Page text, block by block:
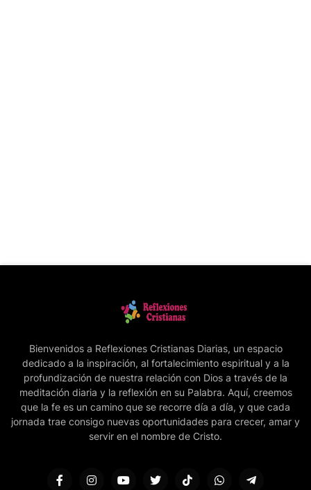
Bienvenidos a Reflexiones Cristianas Diarias, un espacio
dedicado a la inspiración, al fortalecimiento espiritual y a la
profundización de nuestra relación con Dios a través de la
meditación diaria y la reflexión en su Palabra. Aquí, creemos
que la fe es un camino que se recorre día a día, y que cada
jornada trae consigo nuevas oportunidades para crecer, amar y
servir en el nombre de Cristo.